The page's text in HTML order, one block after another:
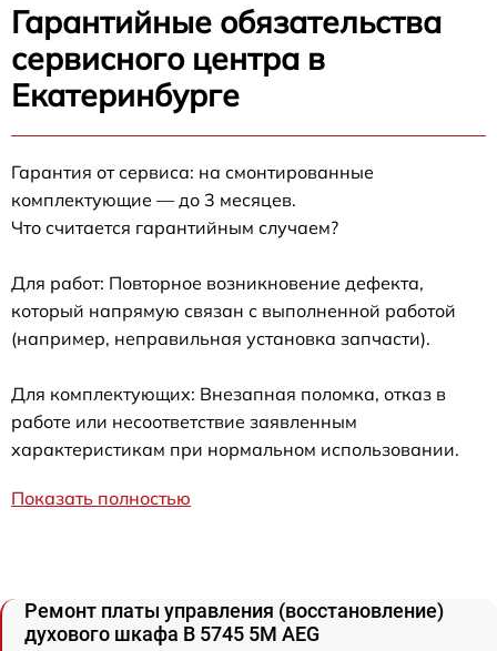
Гарантийные обязательства
сервисного центра в
Екатеринбурге
Гарантия от сервиса: на смонтированные
комплектующие — до 3 месяцев.
Что считается гарантийным случаем?
Для работ: Повторное возникновение дефекта,
который напрямую связан с выполненной работой
(например, неправильная установка запчасти).
Для комплектующих: Внезапная поломка, отказ в
работе или несоответствие заявленным
характеристикам при нормальном использовании.
Показать полностью
Ремонт платы управления (восстановление)
духового шкафа B 5745 5M AEG